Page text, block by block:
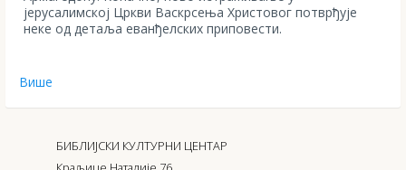
јерусалимској Цркви Васкрсења Христовог потврђује
неке од детаља еванђелских приповести.
Више
БИБЛИЈСКИ КУЛТУРНИ ЦЕНТАР